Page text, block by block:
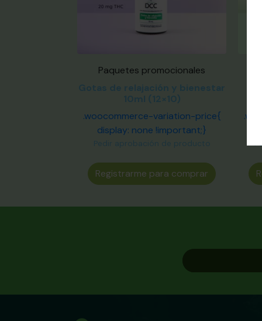
Paquetes promocionales
Gotas de relajación y bienestar
10ml (12×10)
.woocommerce-variation-price{
display: none !important;}
Pedir aprobación de producto
Registrarme para comprar